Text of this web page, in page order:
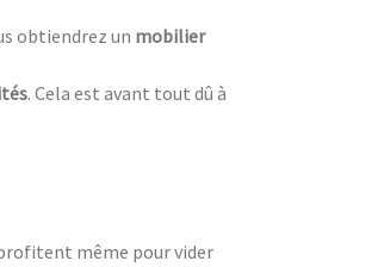
obtiendrez un mobilier
. Cela est avant tout dû à
même pour vider